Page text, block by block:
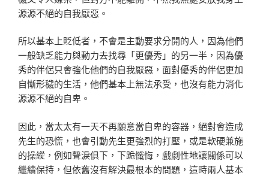
源源不絕的自我厭惡。
所以基本上貶低者，不會是主動要求分開的人，因為他們
一般缺乏能力與動力去找尋「更優秀」的另一半，因為優
秀的伴侶只會強化他們的自我厭惡，面對優秀的伴侶更加
自慚形穢的生活，他們基本上無法承受，也沒有能力消化
源源不絕的自卑。
因此，當太太有一天不再願意當自卑的容器，絕對會造成
先生的恐慌，也會引動先生更強烈的打壓，或是軟硬兼施
的操縱，例如聲淚俱下，下跪懺悔，戲劇性地讓關係可以
繼續保持，但依舊沒有解決最根本的問題，這時兩人基本